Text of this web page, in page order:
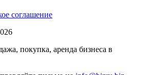
соглашение
покупка, аренда бизнеса в